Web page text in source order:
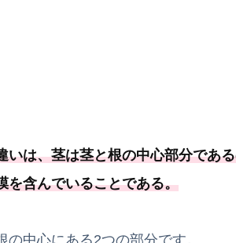
いは、茎は茎と根の中心部分であ
を含んでいることである。